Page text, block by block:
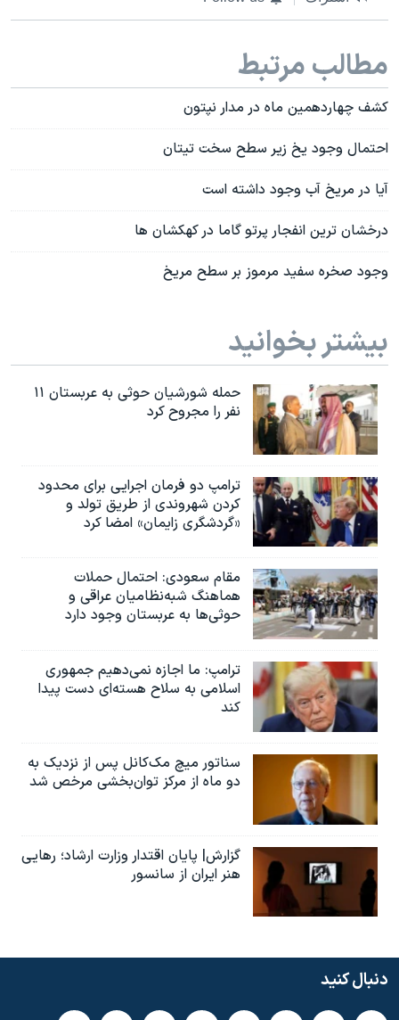
مطالب مرتبط
کشف چهاردهمین ماه در مدار نپتون
احتمال وجود یخ زیر سطح سخت تیتان
آیا در مریخ آب وجود داشته است
درخشان ترین انفجار پرتو گاما در کهکشان ها
وجود صخره سفید مرموز بر سطح مریخ
بیشتر بخوانید
حمله شورشیان حوثی به عربستان ۱۱
نفر را مجروح کرد
ترامپ دو فرمان اجرایی برای محدود
کردن شهروندی از طریق تولد و
«گردشگری زایمان» امضا کرد
مقام سعودی: احتمال حملات
هماهنگ شبه‌نظامیان عراقی و
حوثی‌ها به عربستان وجود دارد
ترامپ: ما اجازه نمی‌دهیم جمهوری
اسلامی به سلاح هسته‌ای دست پیدا
کند
سناتور میچ مک‌کانل پس از نزدیک به
دو ماه از مرکز توان‌بخشی مرخص شد
گزارش| پایان اقتدار وزارت ارشاد؛ رهایی
هنر ایران از سانسور
دنبال کنید